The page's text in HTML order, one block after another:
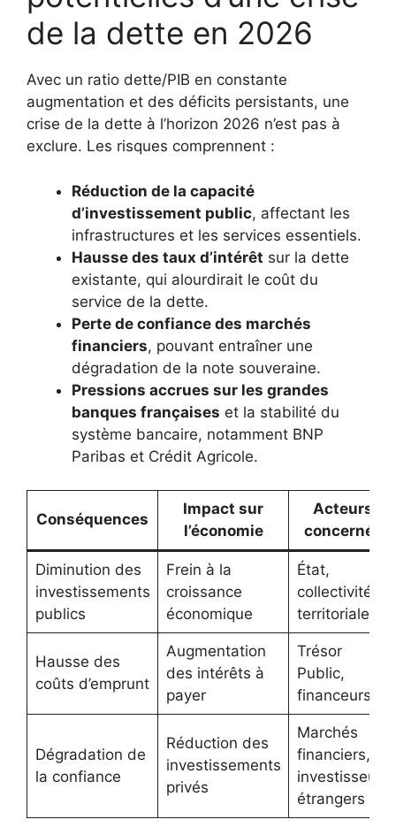
de la dette en 2026
Avec un ratio dette/PIB en constante
augmentation et des déficits persistants, une
crise de la dette à l’horizon 2026 n’est pas à
exclure. Les risques comprennent :
Réduction de la capacité
d’investissement public, affectant les
infrastructures et les services essentiels.
Hausse des taux d’intérêt sur la dette
existante, qui alourdirait le coût du
service de la dette.
Perte de confiance des marchés
financiers, pouvant entraîner une
dégradation de la note souveraine.
Pressions accrues sur les grandes
banques françaises et la stabilité du
système bancaire, notamment BNP
Paribas et Crédit Agricole.
Conséquences
Impact sur
l’économie
Acteurs
concernés
Diminution des
investissements
publics
Frein à la
croissance
économique
État,
collectivités
territoriales
Hausse des
coûts d’emprunt
Augmentation
des intérêts à
payer
Trésor
Public,
financeurs
Dégradation de
la confiance
Réduction des
investissements
privés
Marchés
financiers,
investisseurs
étrangers